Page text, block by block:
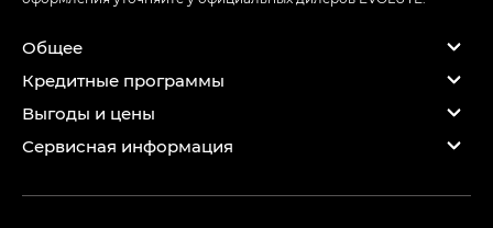
Общее
Кредитные программы
Выгоды и цены
Сервисная информация